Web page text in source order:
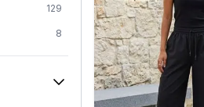
129
8
151
19